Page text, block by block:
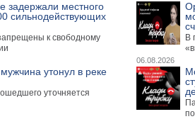
задержали местного
сильнодействующих
к свободному
В
06.08.2026
утонул в реке
уточняется